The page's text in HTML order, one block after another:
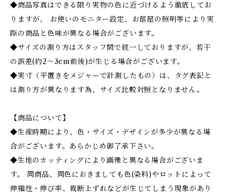
◆商品写真はできる限り実物の色に近づけるよう徹底してお
りますが、 お使いのモニター設定、お部屋の照明等により実
際の商品と色味が異なる場合がございます。
◆サイズの測り方はスタッフ間で統一しておりますが、若干
の誤差(約2～3cm前後)が生じる場合がございます。
◆実寸（平置きをメジャーで計測したもの）は、タグ表記と
は測り方が異なります為、サイズ比較対照となりません。
【商品について】
◆生産時期により、色・サイズ・デザインが多少が異なる場
合がございます。あらかじめ御了承下さい。
◆生地のカッティングにより画像と異なる場合がございま
す。 同商品、同色におきましても色(染料)やロットによって
伸縮性・伸び率、裁断上ずれなどが生じてしまう現象があり